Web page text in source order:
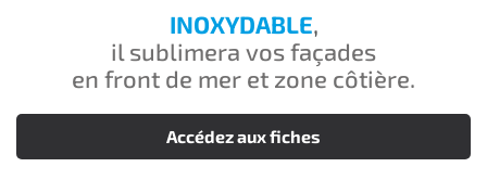
INOXYDABLE,
il sublimera vos façades
en front de mer et zone côtière.
Accédez aux fiches